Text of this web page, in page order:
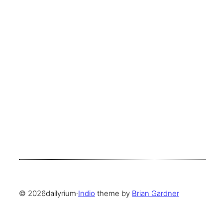
© 2026dailyrium·Indio theme by Brian Gardner